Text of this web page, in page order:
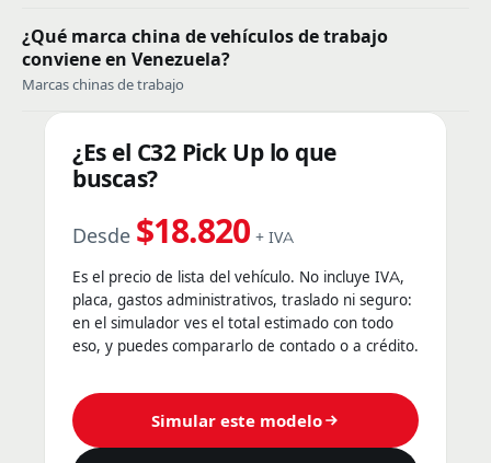
¿Qué marca china de vehículos de trabajo
conviene en Venezuela?
Marcas chinas de trabajo
¿Es el C32 Pick Up lo que
buscas?
Desde $18.820 + IVA
Es el precio de lista del vehículo. No incluye IVA,
placa, gastos administrativos, traslado ni seguro:
en el simulador ves el total estimado con todo
eso, y puedes compararlo de contado o a crédito.
Simular este modelo